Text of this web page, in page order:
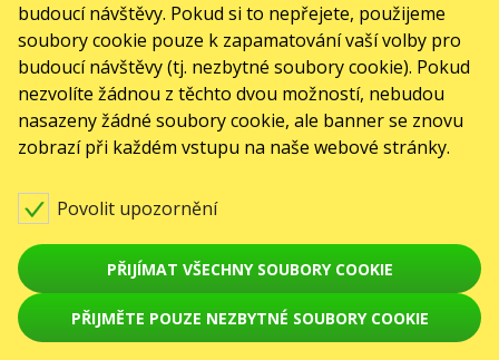
budoucí návštěvy. Pokud si to nepřejete, použijeme
soubory cookie pouze k zapamatování vaší volby pro
budoucí návštěvy (tj. nezbytné soubory cookie). Pokud
nezvolíte žádnou z těchto dvou možností, nebudou
nasazeny žádné soubory cookie, ale banner se znovu
zobrazí při každém vstupu na naše webové stránky.
Povolit upozornění
PŘIJÍMAT VŠECHNY SOUBORY COOKIE
PŘIJMĚTE POUZE NEZBYTNÉ SOUBORY COOKIE